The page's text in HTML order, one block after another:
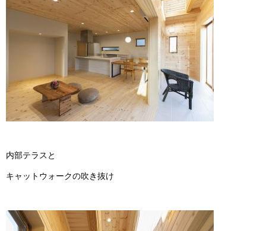
内部テラスと
キャットウォークの吹き抜け